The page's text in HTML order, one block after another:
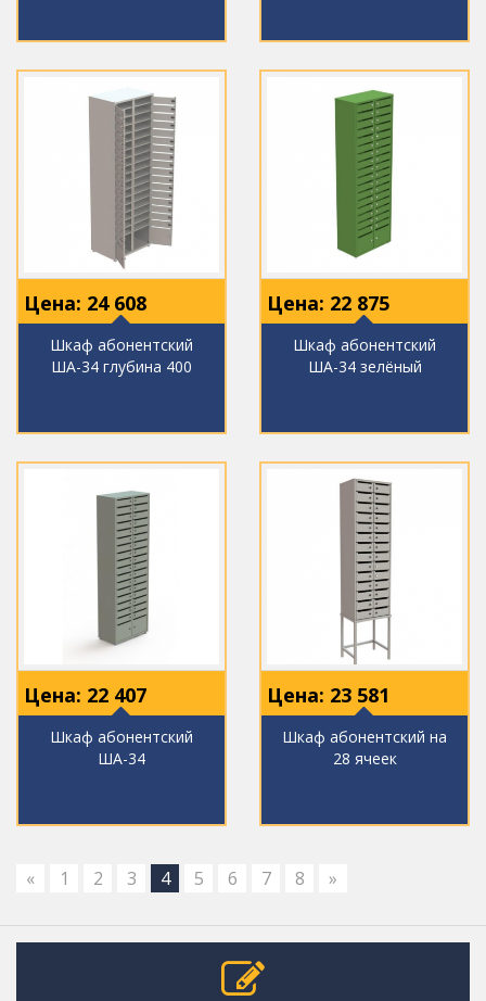
Цена: 24 608
Шкаф абонентский
ША-34 глубина 400
Цена: 22 875
Шкаф абонентский
ША-34 зелёный
Цена: 22 407
Шкаф абонентский
ША-34
Цена: 23 581
Шкаф абонентский на
28 ячеек
« 1 2 3 4 5 6 7 8 »